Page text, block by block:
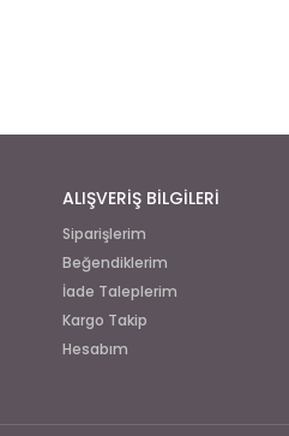
ALIŞVERİŞ BİLGİLERİ
Siparişlerim
Beğendiklerim
İade Taleplerim
Kargo Takip
Hesabım